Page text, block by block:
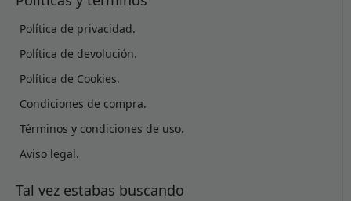
Política de privacidad.
Política de devolución.
Política de Cookies.
Condiciones de compra.
Términos y condiciones de uso.
Aviso legal.
Tal vez estabas buscando